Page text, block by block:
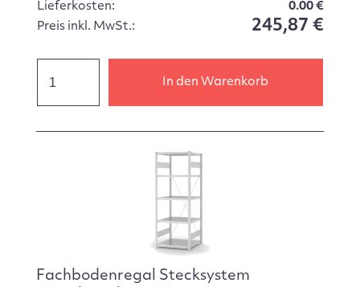
Lieferkosten:
0.00 €
Preis inkl. MwSt.:
245,87 €
In den Warenkorb
Fachbodenregal Stecksystem